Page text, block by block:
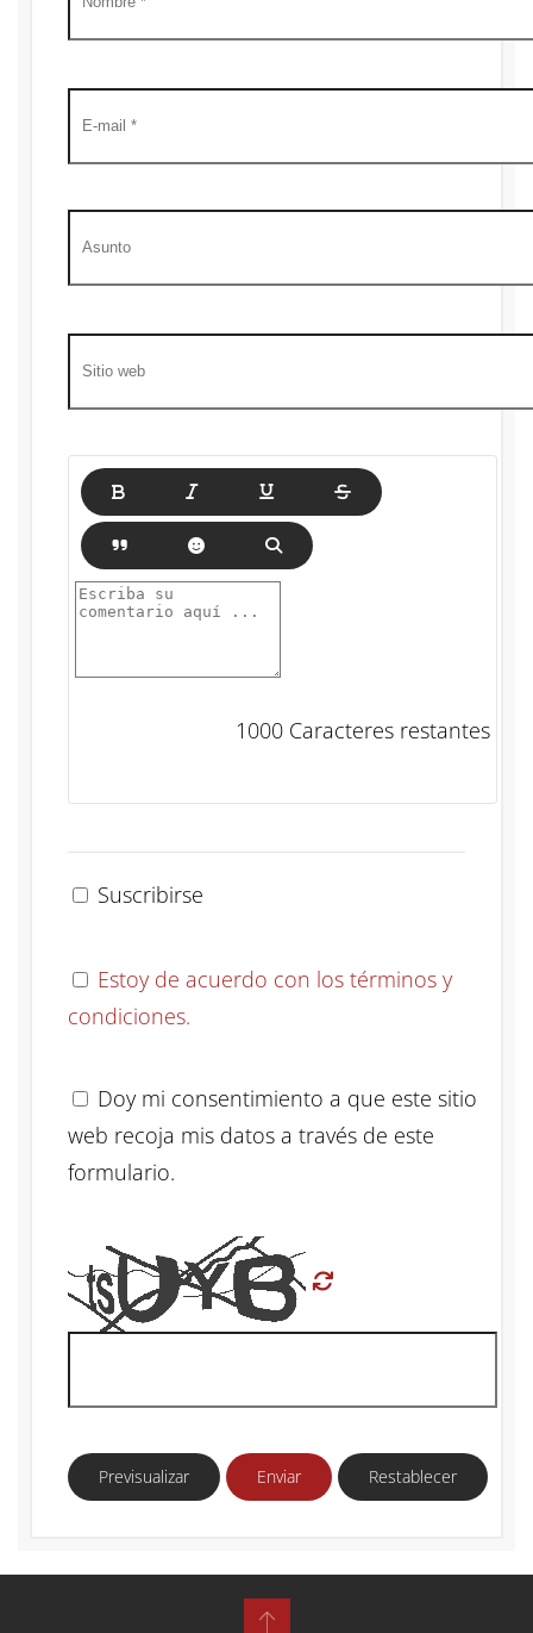
1000 Caracteres restantes
Suscribirse
Estoy de acuerdo con los términos y
condiciones.
Doy mi consentimiento a que este sitio
web recoja mis datos a través de este
formulario.
Previsualizar Enviar Restablecer